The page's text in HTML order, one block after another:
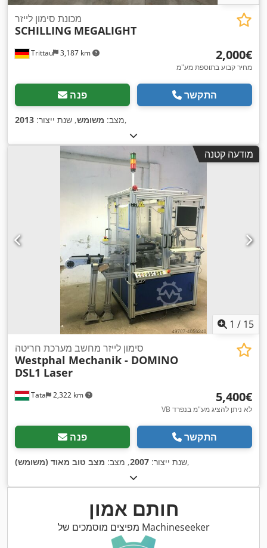
Trittau 3,187 km
מכונת סימון לייזר
SCHILLING MEGALIGHT
‏2,000 ‏€
מחיר קבוע בתוספת מע"מ
פנה התקשר
מצב: משומש, שנת ייצור: 2013 ,
מודעה קטנה
1 / 15
Tata 2,322 km
סימון לייזר מחשב מערכת חריטה
Westphal Mechanik - DOMINO
DSL1 Laser
‏5,400 ‏€
VB לא ניתן להציג מע"מ בנפרד
פנה התקשר
שנת ייצור: 2007, מצב: מצב טוב מאוד (משומש) ,
חותם אמון
מפיצים מוסמכים של Machineseeker